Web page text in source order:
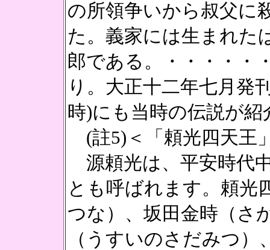
の所領争いから叔父に
た。義家には生まれた
郎である。・・・・・
り。大正十二年七月発
時)にも当時の伝説が
(註5)＜「頼光四天王
源頼光は、平安時代
とも呼ばれます。頼光
つな）、坂田金時（さ
（うすいのさだみつ